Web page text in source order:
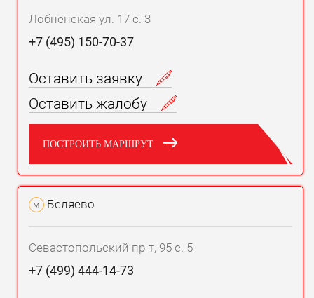
Лобненская ул. 17 с. 3
+7 (495) 150-70-37
Оставить заявку
Оставить жалобу
ПОСТРОИТЬ МАРШРУТ
м Беляево
Севастопольский пр-т, 95 с. 5
+7 (499) 444-14-73